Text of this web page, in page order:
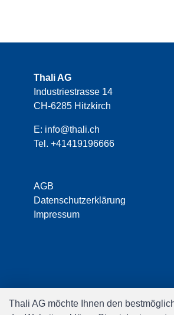
Thali AG
Industriestrasse 14
CH-6285 Hitzkirch
E: info@thali.ch
Tel. +41419196666
AGB
Datenschutzerklärung
Impressum
Thali AG möchte Ihnen den